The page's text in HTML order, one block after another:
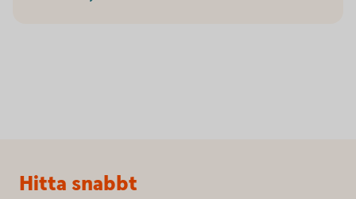
Sidfot
Hitta snabbt